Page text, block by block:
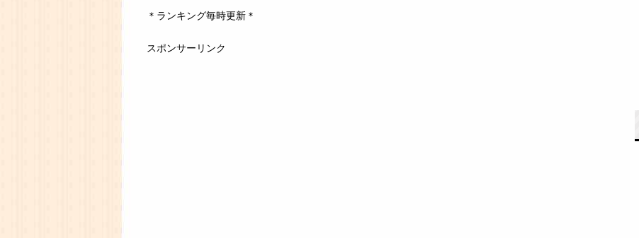
＊ランキング毎時更新＊
スポンサーリンク